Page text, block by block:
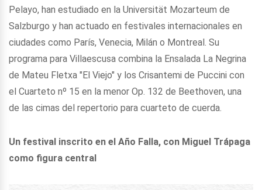
Pelayo, han estudiado en la Universität Mozarteum de
Salzburgo y han actuado en festivales internacionales en
ciudades como París, Venecia, Milán o Montreal. Su
programa para Villaescusa combina la Ensalada La Negrina
de Mateu Fletxa "El Viejo" y los Crisantemi de Puccini con
el Cuarteto nº 15 en la menor Op. 132 de Beethoven, una
de las cimas del repertorio para cuarteto de cuerda.
Un festival inscrito en el Año Falla, con Miguel Trápaga
como figura central